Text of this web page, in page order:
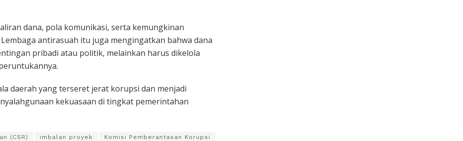
dana, pola komunikasi, serta kemungkinan
antirasuah itu juga mengingatkan bahwa dana
pribadi atau politik, melainkan harus dikelola
daerah yang terseret jerat korupsi dan menjadi
kekuasaan di tingkat pemerintahan
(CSR) imbalan proyek Komisi Pemberantasan Korupsi